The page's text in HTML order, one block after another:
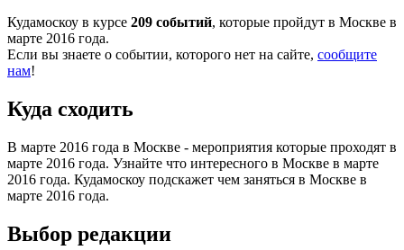
Кудамоскоу в курсе 209 событий, которые пройдут в Москве в
марте 2016 года.
Если вы знаете о событии, которого нет на сайте, сообщите
нам!
Куда сходить
В марте 2016 года в Москве - мероприятия которые проходят в
марте 2016 года. Узнайте что интересного в Москве в марте
2016 года. Кудамоскоу подскажет чем заняться в Москве в
марте 2016 года.
Выбор редакции